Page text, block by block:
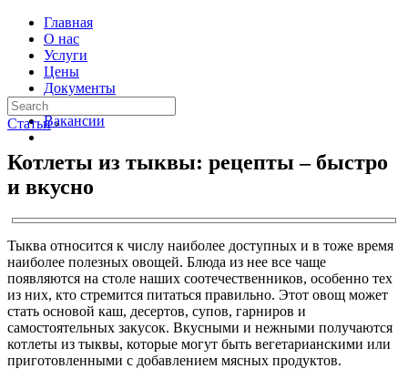
Главная
О нас
Услуги
Цены
Документы
Контакты
Вакансии
Статьи ›
Котлеты из тыквы: рецепты – быстро
и вкусно
Тыква относится к числу наиболее доступных и в тоже время
наиболее полезных овощей. Блюда из нее все чаще
появляются на столе наших соотечественников, особенно тех
из них, кто стремится питаться правильно. Этот овощ может
стать основой каш, десертов, супов, гарниров и
самостоятельных закусок. Вкусными и нежными получаются
котлеты из тыквы, которые могут быть вегетарианскими или
приготовленными с добавлением мясных продуктов.